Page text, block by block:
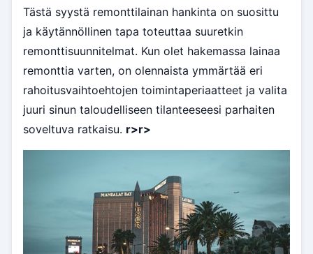
Tästä syystä remonttilainan hankinta on suosittu
ja käytännöllinen tapa toteuttaa suuretkin
remonttisuunnitelmat. Kun olet hakemassa lainaa
remonttia varten, on olennaista ymmärtää eri
rahoitusvaihtoehtojen toimintaperiaatteet ja valita
juuri sinun taloudelliseen tilanteeseesi parhaiten
soveltuva ratkaisu. r>r>